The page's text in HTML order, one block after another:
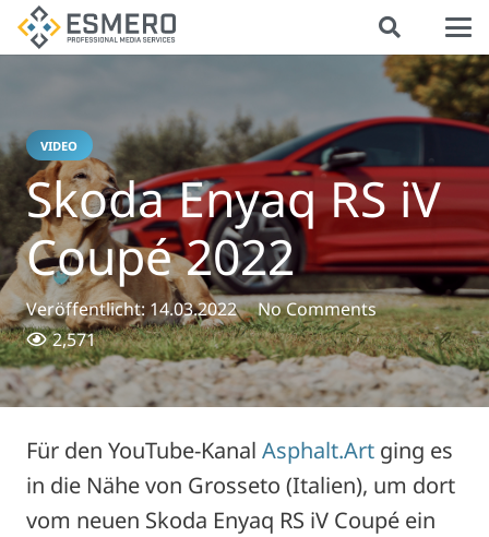
VIDEO
Skoda Enyaq RS iV
Coupé 2022
Veröffentlicht:14.03.2022
No Comments
2,571
Für den YouTube-Kanal Asphalt.Art ging es
in die Nähe von Grosseto (Italien), um dort
vom neuen Skoda Enyaq RS iV Coupé ein